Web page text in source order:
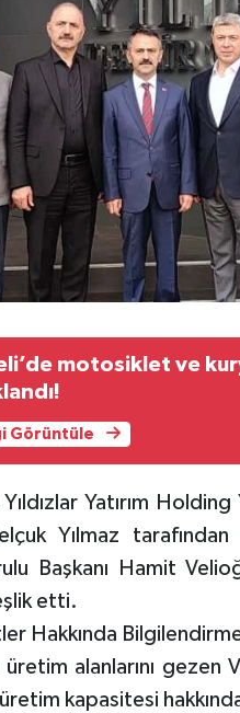
motosiklet ve
Görüntüle
Yatırım
Yılmaz tarafından
Başkanı Hamit
etti.
Hakkında
alanlarını gezen
kapasitesi